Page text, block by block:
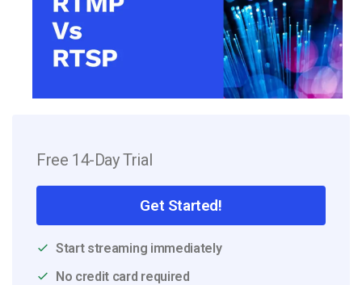
Free 14-Day Trial
Get Started!
Start streaming immediately
No credit card required